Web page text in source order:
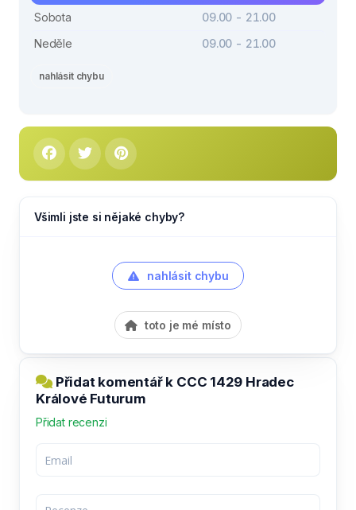
Sobota
09.00 - 21.00
Neděle
09.00 - 21.00
nahlásit chybu
Všimli jste si nějaké chyby?
nahlásit chybu
toto je mé místo
Přidat komentář k CCC 1429 Hradec
Králové Futurum
Přidat recenzi